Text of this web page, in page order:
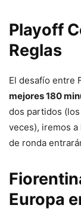
Playoff
Reglas
El desafío entre
mejores 180
dos partidos
veces), iremos
de ronda
Europa